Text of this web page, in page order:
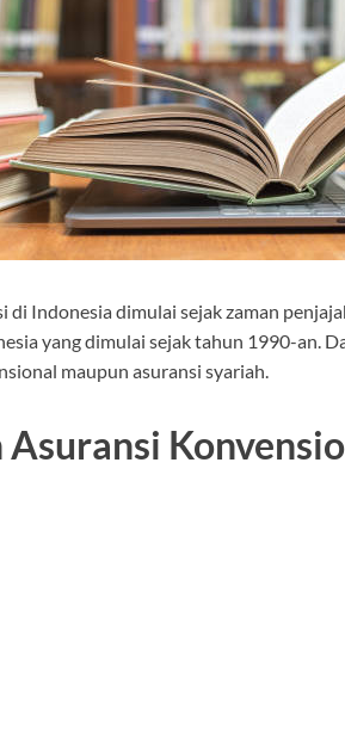
di Indonesia dimulai sejak zaman
yang dimulai sejak tahun 1990-an.
maupun asuransi syariah.
Asuransi